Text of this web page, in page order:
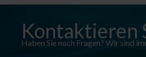
Kontaktieren
Haben Sie noch Fragen? Wir sind